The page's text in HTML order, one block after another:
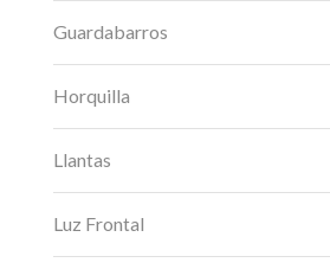
Guardabarros
Horquilla
Llantas
Luz Frontal